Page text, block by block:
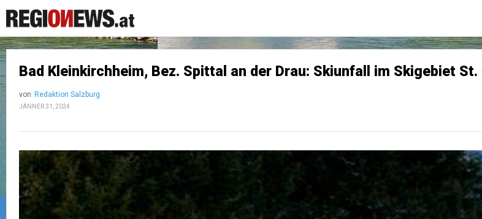
Bad Kleinkirchheim, Bez. Spittal an der Drau: Skiunfall im Skigebiet St.
von Redaktion Salzburg
JÄNNER 31, 2024